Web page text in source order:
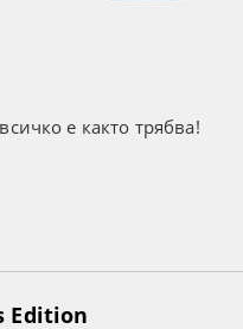
е както трябва!
Edition